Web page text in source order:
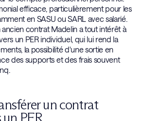
efficace, particulièrement pour les
en SASU ou SARL avec salarié.
ancien contrat Madelin a tout intérêt à
un PER individuel, qui lui rend la
la possibilité d'une sortie en
des supports et des frais souvent
un contrat
PER